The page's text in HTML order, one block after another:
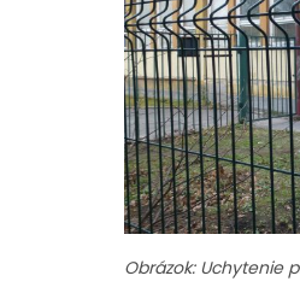
Obrázok: Uchytenie